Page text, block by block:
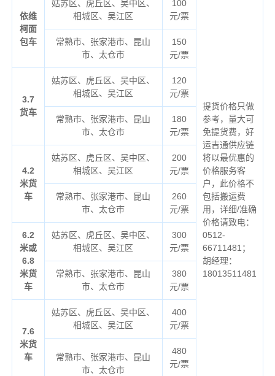
依维
柯面
包车
姑苏区、虎丘区、吴中区、
相城区、吴江区
100
元/票
提货价格只做
参考，量大可
免提货费，好
运吉通供应链
将以最优惠的
价格服务客
户，此价格不
包括搬运费
用，详细/准确
价格请致电：
0512-
66711481；
胡经理：
18013511481
常熟市、张家港市、昆山
市、太仓市
150
元/票
3.7
货车
姑苏区、虎丘区、吴中区、
相城区、吴江区
120
元/票
常熟市、张家港市、昆山
市、太仓市
180
元/票
4.2
米货
车
姑苏区、虎丘区、吴中区、
相城区、吴江区
200
元/票
常熟市、张家港市、昆山
市、太仓市
260
元/票
6.2
米或
6.8
米货
车
姑苏区、虎丘区、吴中区、
相城区、吴江区
300
元/票
常熟市、张家港市、昆山
市、太仓市
380
元/票
7.6
米货
车
姑苏区、虎丘区、吴中区、
相城区、吴江区
400
元/票
常熟市、张家港市、昆山
市、太仓市
480
元/票